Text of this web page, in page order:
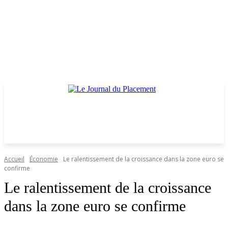
Accueil Économie
Le ralentissement de la croissance dans la zone euro se
confirme
Le ralentissement de la croissance
dans la zone euro se confirme